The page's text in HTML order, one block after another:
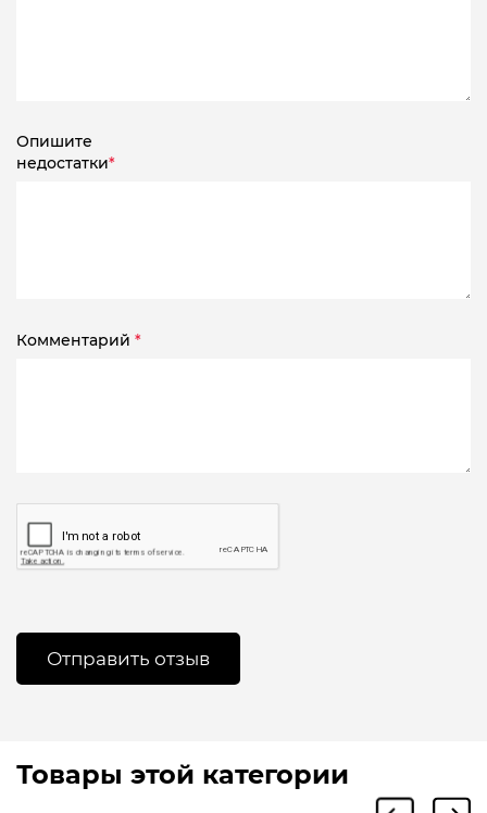
Опишите
недостатки*
Комментарий *
Товары этой категории